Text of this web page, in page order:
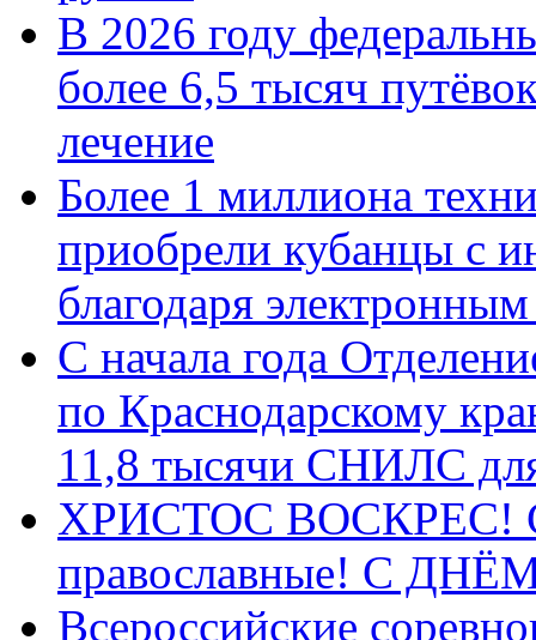
В 2026 году
более 6,5 тысяч
лечение
Более 1 миллиона
приобрели кубанцы с
благодаря
С начала года
по Краснодарскому
11,8 тысячи СНИЛС
ХРИСТОС ВОСКРЕС! С
православные! C
Всероссийские